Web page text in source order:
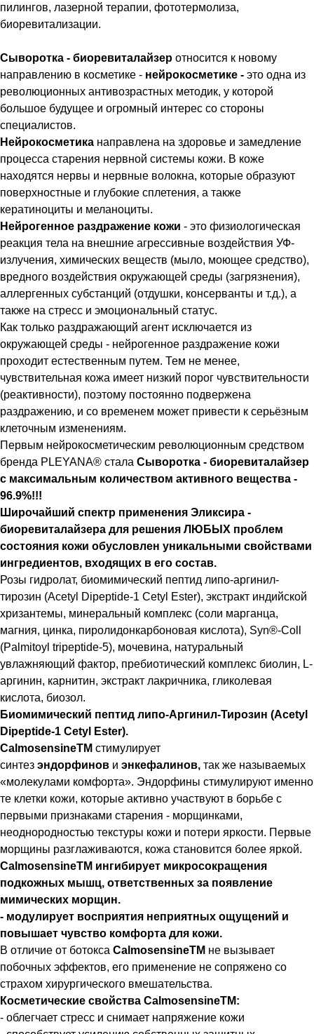
пилингов, лазерной терапии, фототермолиза,
биоревитализации.
Сыворотка - биоревиталайзер относится к новому
направлению в косметике - нейрокосметике - это одна из
революционных антивозрастных методик, у которой
большое будущее и огромный интерес со стороны
специалистов.
Нейрокосметика направлена на здоровье и замедление
процесса старения нервной системы кожи. В коже
находятся нервы и нервные волокна, которые образуют
поверхностные и глубокие сплетения, а также
кератиноциты и меланоциты.
Нейрогенное раздражение кожи - это физиологическая
реакция тела на внешние агрессивные воздействия УФ-
излучения, химических веществ (мыло, моющее средство),
вредного воздействия окружающей среды (загрязнения),
аллергенных субстанций (отдушки, консерванты и т.д.), а
также на стресс и эмоциональный статус.
Как только раздражающий агент исключается из
окружающей среды - нейрогенное раздражение кожи
проходит естественным путем. Тем не менее,
чувствительная кожа имеет низкий порог чувствительности
(реактивности), поэтому постоянно подвержена
раздражению, и со временем может привести к серьёзным
клеточным изменениям.
Первым нейрокосметическим революционным средством
бренда PLEYANA® стала Сыворотка - биоревиталайзер
с максимальным количеством активного вещества -
96.9%!!!
Широчайший спектр применения Эликсира -
биоревиталайзера для решения ЛЮБЫХ проблем
состояния кожи обусловлен уникальными свойствами
ингредиентов, входящих в его состав.
Розы гидролат, биомимический пептид липо-аргинил-
тирозин (Acetyl Dipeptide-1 Cetyl Ester), экстракт индийской
хризантемы, минеральный комплекс (соли марганца,
магния, цинка, пиролидонкарбоновая кислота), Syn®-Coll
(Palmitoyl tripeptide-5), мочевина, натуральный
увлажняющий фактор, пребиотический комплекс биолин, L-
аргинин, карнитин, экстракт лакричника, гликолевая
кислота, биозол.
Биомимический пептид липо-Аргинил-Тирозин (Acetyl
Dipeptide-1 Cetyl Ester).
CalmosensineTM стимулирует
синтез эндорфинов и энкефалинов, так же называемых
«молекулами комфорта». Эндорфины стимулируют именно
те клетки кожи, которые активно участвуют в борьбе с
первыми признаками старения - морщинками,
неоднородностью текстуры кожи и потери яркости. Первые
морщины разглаживаются, кожа становится более яркой.
CalmosensineTM ингибирует микросокращения
подкожных мышц, ответственных за появление
мимических морщин.
- модулирует восприятия неприятных ощущений и
повышает чувство комфорта для кожи.
В отличие от ботокса CalmosensineTM не вызывает
побочных эффектов, его применение не сопряжено со
страхом хирургического вмешательства.
Косметические свойства CalmosensineTM:
- облегчает стресс и снимает напряжение кожи